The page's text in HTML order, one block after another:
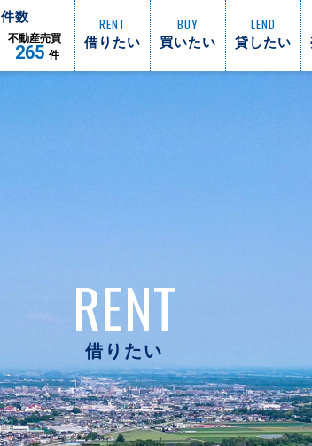
数
不動産売買
265 件
RENT
借りたい
BUY
買いたい
LEND
貸したい
RENT
借りたい